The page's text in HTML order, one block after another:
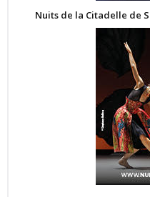
Nuits de la Citadelle de